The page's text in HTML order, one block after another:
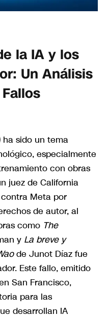
la IA y los
Un Análisis
sido un tema
especialmente
con obras
juez de California
Meta por
de autor, al
como The
y La breve y
de Junot Díaz fue
Este fallo, emitido
San Francisco,
para las
desarrollan IA